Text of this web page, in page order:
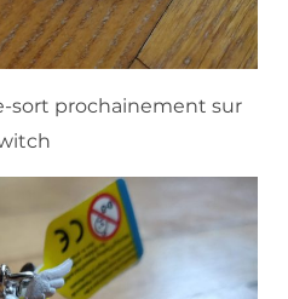
sort prochainement sur